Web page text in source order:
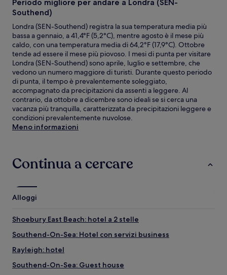
Periodo migliore per andare a Londra (SEN-
Southend)
Londra (SEN-Southend) registra la sua temperatura media più
bassa a gennaio, a 41,4°F (5,2°C), mentre agosto è il mese più
caldo, con una temperatura media di 64,2°F (17,9°C). Ottobre
tende ad essere il mese più piovoso. I mesi di punta per visitare
Londra (SEN-Southend) sono aprile, luglio e settembre, che
vedono un numero maggiore di turisti. Durante questo periodo
di punta, il tempo è prevalentemente soleggiato,
accompagnato da precipitazioni da assenti a leggere. Al
contrario, da ottobre a dicembre sono ideali se si cerca una
vacanza più tranquilla, caratterizzata da precipitazioni leggere e
condizioni prevalentemente nuvolose.
Meno informazioni
Continua a cercare
Alloggi
Shoebury East Beach: hotel a 2 stelle
Southend-On-Sea: Hotel con servizi business
Rayleigh: hotel
Southend-On-Sea: Guest house